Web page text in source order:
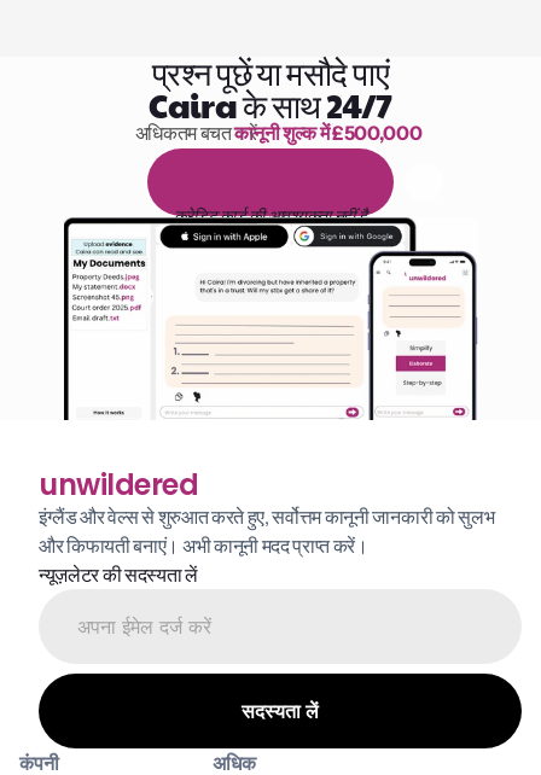
प्रश्न पूछें या मसौदे पाएं
Caira के साथ 24/7
पढ़ने के 1,000 घंटे
अधिकतम बचत करें कानूनी शुल्क में £500,000
िन यल
क्रेडिट कार्ड की आवश्यकता नहीं है
unwildered
इंग्लैंड और वेल्स से शुरुआत करते हुए, सर्वोत्तम कानूनी जानकारी को सुलभ
और किफायती बनाएं। अभी कानूनी मदद प्राप्त करें।
न्यूज़लेटर की सदस्यता लें
कंपनी अधिक